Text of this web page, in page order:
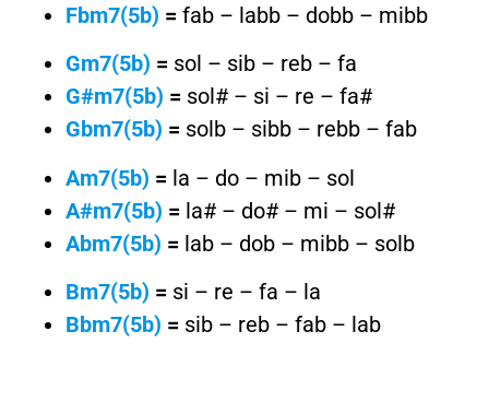
Fbm7(5b) = fab – labb – dobb – mibb
Gm7(5b) = sol – sib – reb – fa
G#m7(5b) = sol# – si – re – fa#
Gbm7(5b) = solb – sibb – rebb – fab
Am7(5b) = la – do – mib – sol
A#m7(5b) = la# – do# – mi – sol#
Abm7(5b) = lab – dob – mibb – solb
Bm7(5b) = si – re – fa – la
Bbm7(5b) = sib – reb – fab – lab